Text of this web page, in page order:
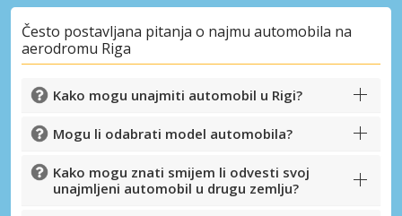
Često postavljana pitanja o najmu automobila na
aerodromu Riga
Kako mogu unajmiti automobil u Rigi?
Mogu li odabrati model automobila?
Kako mogu znati smijem li odvesti svoj
unajmljeni automobil u drugu zemlju?